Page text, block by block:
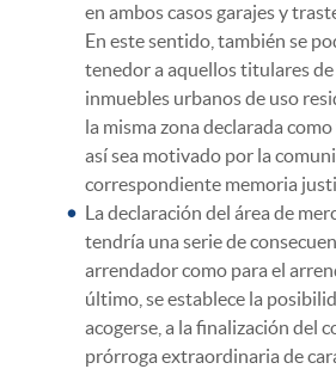
en ambos casos garajes y
En este sentido, también se
tenedor a aquellos titulares de
inmuebles urbanos de uso
la misma zona declarada
así sea motivado por la
correspondiente memoria
La declaración del área de
tendría una serie de
arrendador como para el
último, se establece la
acogerse, a la finalización del
prórroga extraordinaria de